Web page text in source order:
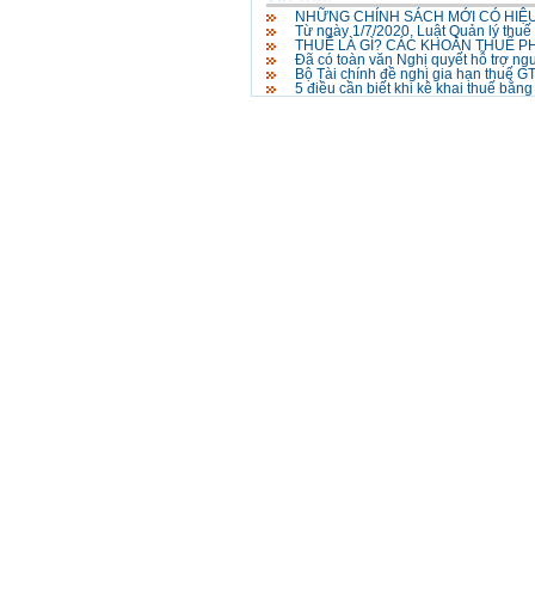
NHỮNG CHÍNH SÁCH MỚI CÓ
Từ ngày 1/7/2020, Luật Quản lý
THUẾ LÀ GÌ? CÁC KHOẢN THUẾ
Đã có toàn văn Nghị quyết hỗ trợ
Bộ Tài chính đề nghị gia hạn thuế
5 điều cần biết khi kê khai thuế